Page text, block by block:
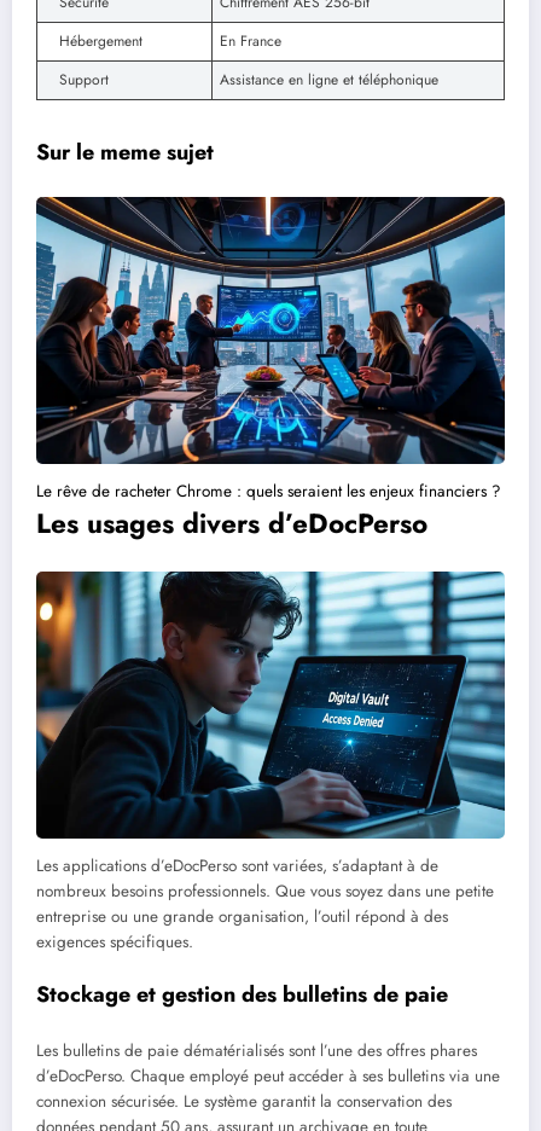
Hébergement
En France
Support
Assistance en ligne et téléphonique
Sur le meme sujet
Le rêve de racheter Chrome : quels seraient les enjeux financiers ?
Les usages divers d’eDocPerso
Les applications d’eDocPerso sont variées, s’adaptant à de
nombreux besoins professionnels. Que vous soyez dans une petite
entreprise ou une grande organisation, l’outil répond à des
exigences spécifiques.
Stockage et gestion des bulletins de paie
Les bulletins de paie dématérialisés sont l’une des offres phares
d’eDocPerso. Chaque employé peut accéder à ses bulletins via une
connexion sécurisée. Le système garantit la conservation des